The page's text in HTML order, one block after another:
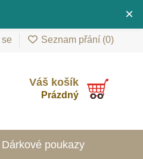
×
se Seznam přání (0)
Váš košík
Prázdný
Dárkové poukazy